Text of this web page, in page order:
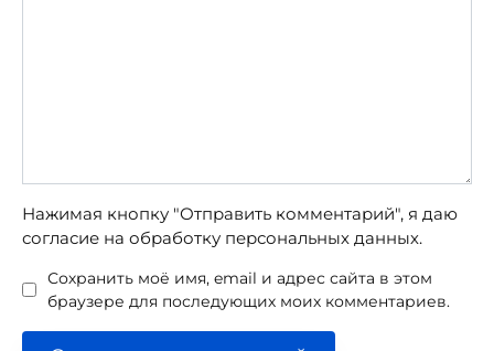
Нажимая кнопку "Отправить комментарий", я даю
согласие на обработку персональных данных.
Сохранить моё имя, email и адрес сайта в этом
браузере для последующих моих комментариев.